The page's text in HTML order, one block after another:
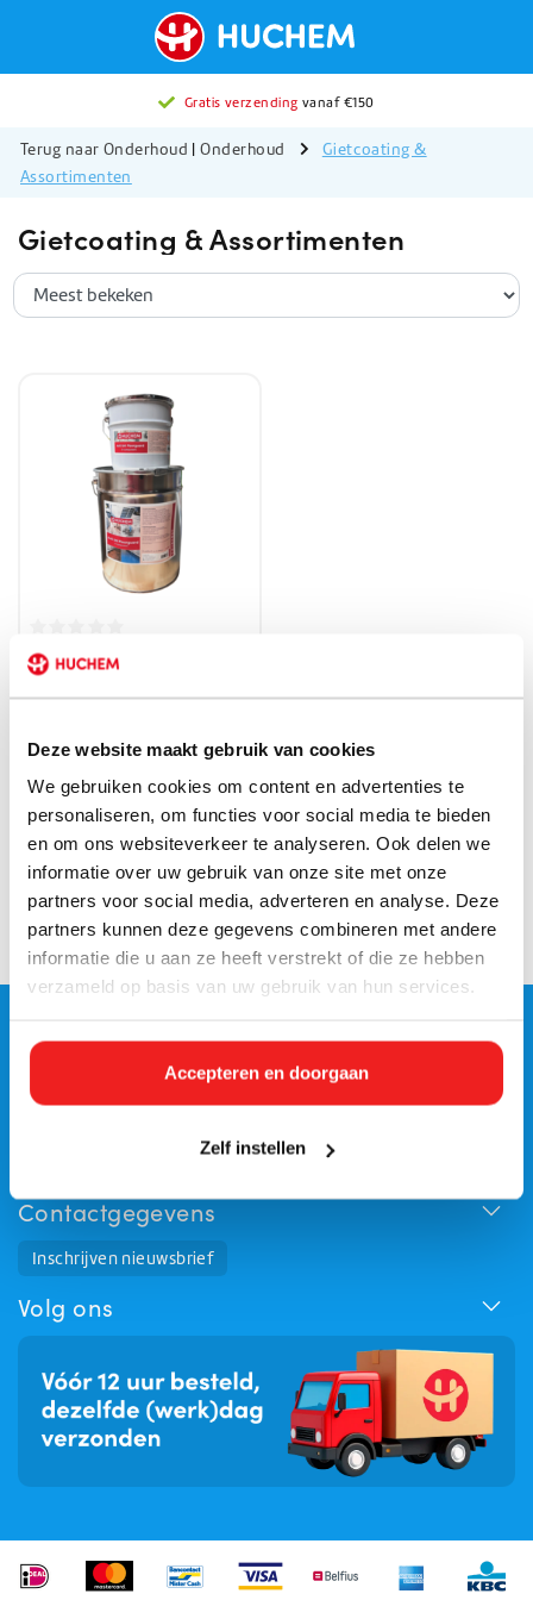
Deze website maakt gebruik van cookies
We gebruiken cookies om content en advertenties te
personaliseren, om functies voor social media te bieden
en om ons websiteverkeer te analyseren. Ook delen we
informatie over uw gebruik van onze site met onze
partners voor social media, adverteren en analyse. Deze
partners kunnen deze gegevens combineren met andere
informatie die u aan ze heeft verstrekt of die ze hebben
verzameld op basis van uw gebruik van hun services.
Accepteren en doorgaan
Zelf instellen
Gratis verzending vanaf €150
Terug naar Onderhoud |Onderhoud
Gietcoating &
Assortimenten
Gietcoating & Assortimenten
Direct leverbaar
Vloercoating Floorguard 12,5
voor luchtbehandeling en
€135,00
Axti Uni Floorguard is een 2-componenten, oplosmiddelvrij,
gepigmenteerd, zelf nivellerende gietvloer op basis van een
aromatisch polyurethaan met taai-elastische eigenschappen
Klantenservice
Mijn account
Contactgegevens
Inschrijven nieuwsbrief
Volg ons